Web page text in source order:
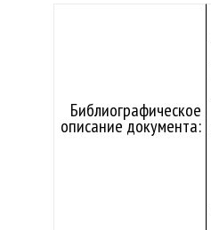
Библиографическое
описание документа: